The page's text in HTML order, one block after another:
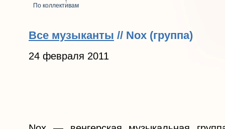
По коллективам
Все музыканты // Nox (группа)
24 февраля 2011